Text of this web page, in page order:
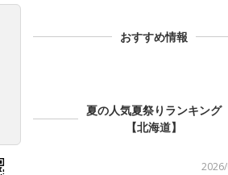
おすすめ情報
夏の人気夏祭りランキング
【北海道】